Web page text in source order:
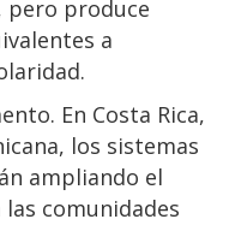
pero produce
a
En Costa Rica,
los sistemas
ampliando el
comunidades